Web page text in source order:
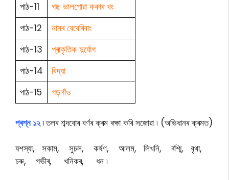
পাঠ-11
গছ ভালপোৱা ককাৰ খং
পাঠ-12
নামৰ বেবেৰিবাং
পাঠ-13
প্ৰাকৃতিক দুৰ্যোগ
পাঠ-14
বিদ্যা
পাঠ-15
গড়গাঁও
প্ৰশ্ন ১২ ৷তলৰ শব্দবোৰ বৰ্ণৰ ক্ৰম ৰক্ষা কৰি সজোৱা ৷ (অভিধানৰ ক্ৰমত)
যশস্যা, সকাম, সুচল, কৰ্ষণ, আলম, লিখনি, ৰশ্মি, বৃথা,
চৰু, গভীৰ, খনিকৰ, ধন ৷